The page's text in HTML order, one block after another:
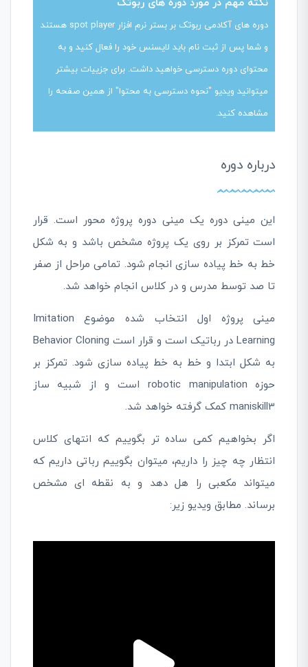
دوره های آکادمی ربوتک بر بستر نرم افزار spot player هستند
و شما پس از ثبت نام باید لایسنس خود را فعال کنید و به
محتوای دوره دسترسی خواهید داشت. برای جزییات بیشتر
میتوانید ویدیو "نحوه دسترسی به محتوا" از همین صفحه را
مشاهده کنید.
درباره دوره
این مینی دوره یک مینی دوره پروژه محور است. قرار
است تمرکز بر روی یک پروژه مشخص باشد و به شکل
خط به خط پیاده سازی انجام شود. تمامی مراحل از صفر
تا صد توسط مدرس و در کلاس انجام خواهد شد.
مینی پروژه اول انتخاب شده موضوع Imitation
Learning در رباتیک است و قرار است Behavior Cloning
به شکل ابتدا و خط به خط پیاده سازی شود. تمرکز بر
حوزه robotic manipulation است و از شبیه ساز
maniskill3 کمک گرفته خواهد شد.
اگر بخواهیم کمی ساده تر بگوییم که انتهای کلاس
انتظار چه چیز را داریم، میتوان بگوییم رباتی داریم که
میتواند مکعبی را هل دهد و به نقطه ای مشخص
برساند. مطابق ویدیو زیر: